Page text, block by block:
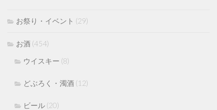
お祭り・イベント (29)
お酒 (454)
ウイスキー (8)
どぶろく・濁酒 (12)
ビール (20)